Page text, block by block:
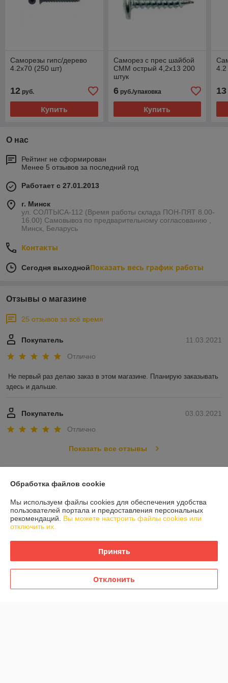
Саморезы гипс/дерево
4.2х70 (250 шт)
12 руб.
Купить
Саморез с прес шайбой
СММ острый 4,2х13 200
штук
6руб./упаковка
Купить
13
О нас
Рейтинг не сформирован
Менее 5 отзывов за последний год
Работает с 27.01.2013
г. Минск
ул. СОЛТЫСА-112 (Время работы склада ПОН-ПЯТ 8.00-
16.00) Самовывоз по предварительному согласованию ,
Минск, Беларусь
Контакты
Сегодня выходнойПоказать весь график работы
Отзывы о магазине
25 отзывов за всё время
11.03.2021
Покупатель
Отлично
Не первый раз делаю заказ в этом магазине. Планирую заказывать
здесь и дальше.
03.03.2021
Покупатель
Отлично
Показать все отзывы
О нас
Контакты
Доставка и оплата
Обработка файлов cookie
Мы используем файлы cookies для обеспечения удобства
пользователей портала и предоставления персональных
рекомендаций. Вы можете настроить файлы cookies или
отключить их.
Принять
Отклонить